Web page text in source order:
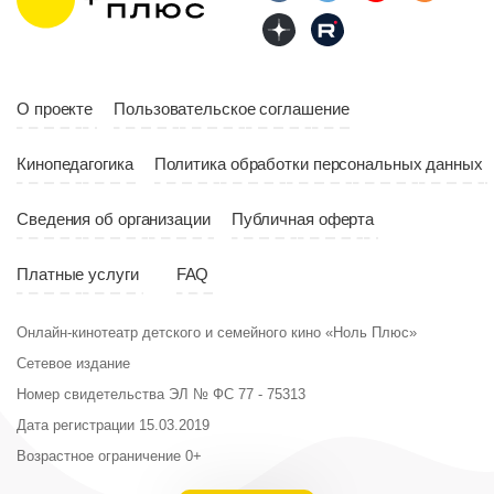
О проекте Пользовательское соглашение
Кинопедагогика Политика обработки персональных данных
Сведения об организации Публичная оферта
Платные услуги FAQ
Онлайн-кинотеатр детского и семейного кино «Ноль Плюс»
Сетевое издание
Номер свидетельства ЭЛ № ФС 77 - 75313
Дата регистрации 15.03.2019
Возрастное ограничение 0+